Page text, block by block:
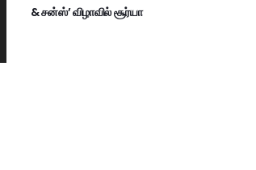
& சன்ஸ்’ விழாவில் சூர்யா